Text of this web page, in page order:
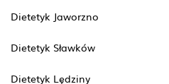
Dietetyk Jaworzno
Dietetyk Sławków
Dietetyk Lędziny